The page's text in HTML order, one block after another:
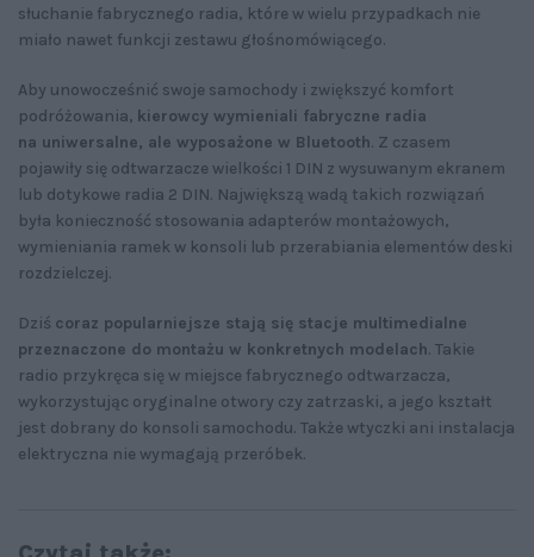
słuchanie fabrycznego radia, które w wielu przypadkach nie
miało nawet funkcji zestawu głośnomówiącego.
Aby unowocześnić swoje samochody i zwiększyć komfort
podróżowania, kierowcy wymieniali fabryczne radia
na uniwersalne, ale wyposażone w Bluetooth. Z czasem
pojawiły się odtwarzacze wielkości 1 DIN z wysuwanym ekranem
lub dotykowe radia 2 DIN. Największą wadą takich rozwiązań
była konieczność stosowania adapterów montażowych,
wymieniania ramek w konsoli lub przerabiania elementów deski
rozdzielczej.
Dziś coraz popularniejsze stają się stacje multimedialne
przeznaczone do montażu w konkretnych modelach. Takie
radio przykręca się w miejsce fabrycznego odtwarzacza,
wykorzystując oryginalne otwory czy zatrzaski, a jego kształt
jest dobrany do konsoli samochodu. Także wtyczki ani instalacja
elektryczna nie wymagają przeróbek.